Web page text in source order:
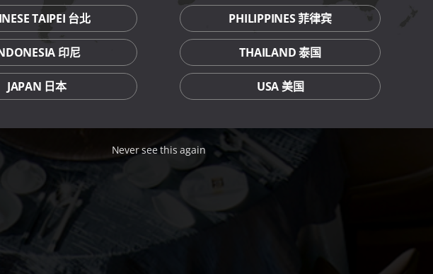
TAIPEI 台北
印尼
JAPAN 日本
PHILIPPINES 菲律宾
THAILAND 泰国
USA 美国
Never see this again